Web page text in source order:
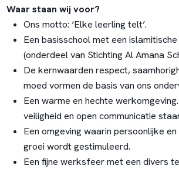
Waar staan wij voor?
Ons motto: ‘Elke leerling telt’.
Een basisschool met een
(onderdeel van Stichting Al Amana
De kernwaarden respect,
moed vormen de basis van ons
Een warme en hechte
veiligheid en open communicatie
Een omgeving waarin persoonlijke
groei wordt gestimuleerd.
Een fijne werksfeer met een divers